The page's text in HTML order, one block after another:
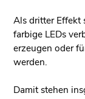
Als dritter Effekt
farbige LEDs
erzeugen oder
werden.
Damit stehen